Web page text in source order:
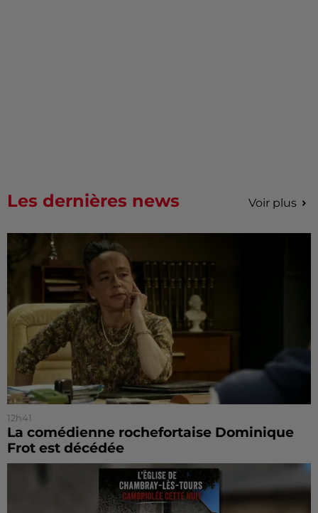
Les dernières news Voir plus
12h41
La comédienne rochefortaise Dominique
Frot est décédée